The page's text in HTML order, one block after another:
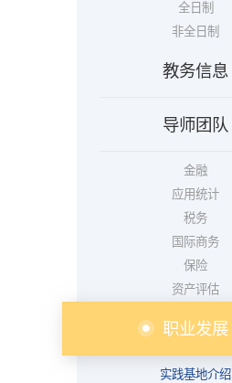
全日制
非全日制
教务信息
导师团队
金融
应用统计
税务
国际商务
保险
资产评估
职业发展
实践基地介绍